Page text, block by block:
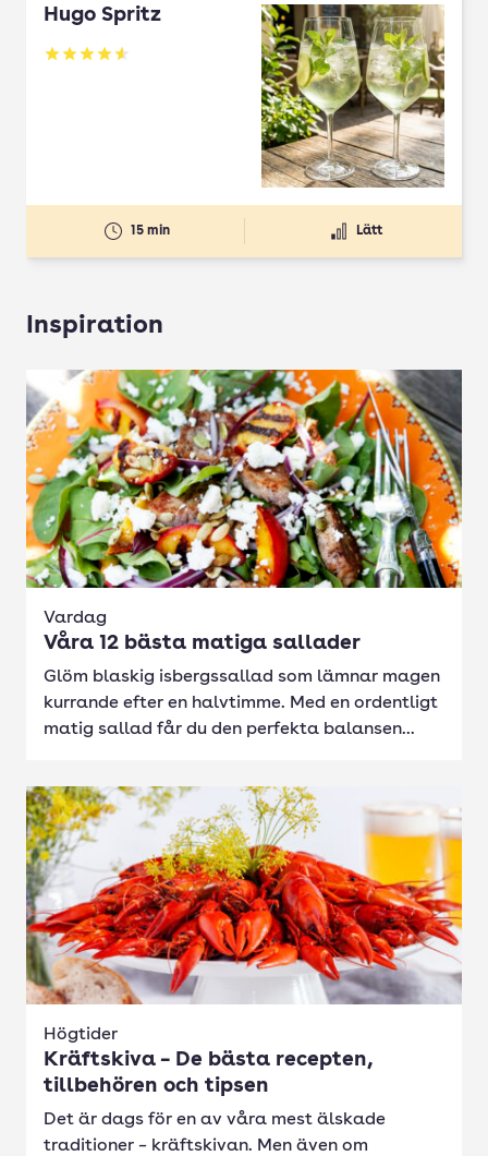
Hugo Spritz
Betyg: 4.61 av 5
15 min Lätt
Inspiration
Vardag
Våra 12 bästa matiga sallader
Glöm blaskig isbergssallad som lämnar magen
kurrande efter en halvtimme. Med en ordentligt
matig sallad får du den perfekta balansen...
Högtider
Kräftskiva – De bästa recepten,
tillbehören och tipsen
Det är dags för en av våra mest älskade
traditioner – kräftskivan. Men även om